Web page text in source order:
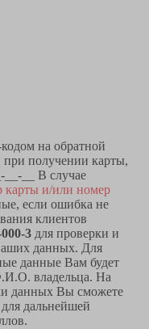
на обратной
при получении карты,
__-__ В случае
и/или номер
если ошибка не
клиентов
3 для проверки и
данных. Для
данные Вам будет
владельца. На
данных Вы сможете
дальнейшей